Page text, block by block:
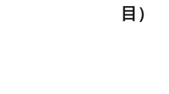
目）